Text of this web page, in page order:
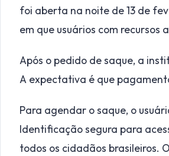
foi aberta na noite de 13 de
em que usuários com
Após o pedido de saque, a
A expectativa é que
Para agendar o saque, o
Identificação segura para
todos os cidadãos brasileiros. O